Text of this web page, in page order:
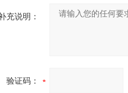
充说明：
验证码：